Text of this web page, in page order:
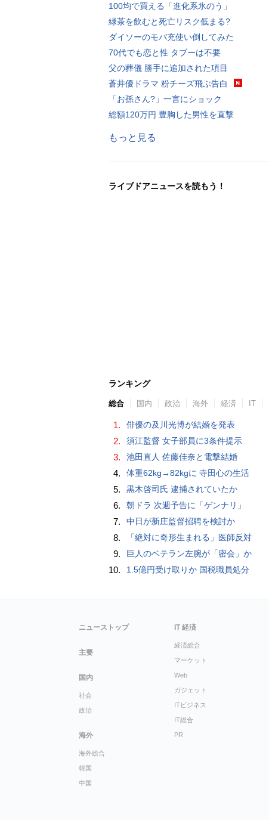
100均で買える「進化系氷のう」
緑茶を飲むと死亡リスク低まる?
ダイソーのモバ充使い倒してみた
70代でも恋と性 タブーは不要
父の葬儀 勝手に追加された項目
蒼井優ドラマ 粉チーズ飛ぶ告白
「お孫さん?」一言にショック
総額120万円 豊胸した男性を直撃
もっと見る
ライブドアニュースを読もう！
ランキング
総合 国内 政治 海外 経済 IT
1. 俳優の及川光博が結婚を発表
2. 須江監督 女子部員に3条件提示
3. 池田直人 佐藤佳奈と電撃結婚
4. 体重62kg→82kgに 寺田心の生活
5. 黒木啓司氏 逮捕されていたか
6. 朝ドラ 次週予告に「ゲンナリ」
7. 中日が新庄監督招聘を検討か
8. 「絶対に奇形生まれる」医師反対
9. 巨人のベテラン左腕が「密会」か
10. 1.5億円受け取りか 国税職員処分
ニューストップ
主要
国内
社会
政治
海外
海外総合
韓国
中国
IT 経済
経済総合
マーケット
Web
ガジェット
ITビジネス
IT総合
PR